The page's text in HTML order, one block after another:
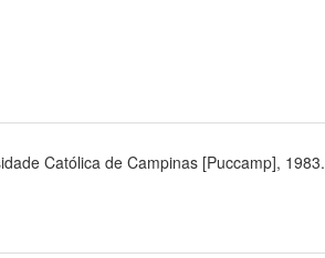
Católica de Campinas [Puccamp], 1983.